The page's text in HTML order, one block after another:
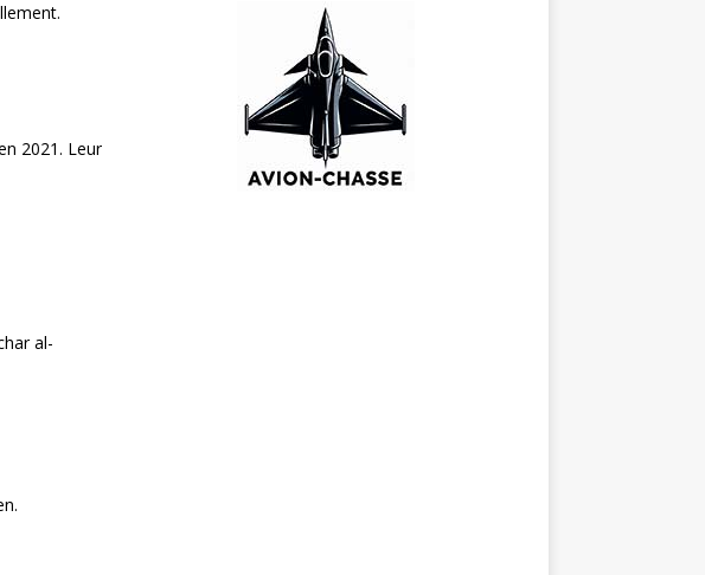
2021. Leur
al-